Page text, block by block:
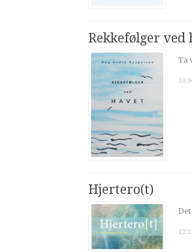
Rekkefølger ved
Ta
Hjertero(t)